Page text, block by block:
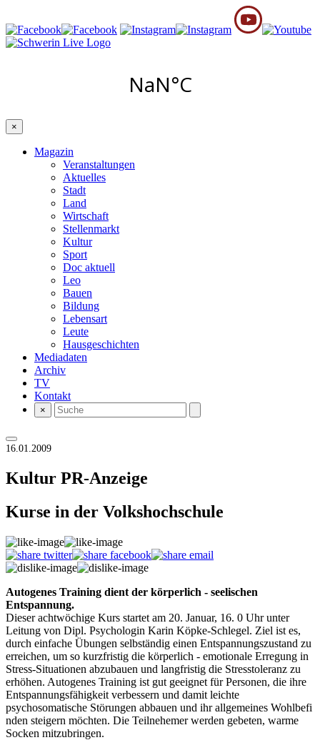
×
Magazin
Veranstaltungen
Aktuelles
Stadt
Land
Wirtschaft
Stellenmarkt
Kultur
Sport
Doc aktuell
Leo
Bauen
Bildung
Lebensart
Leute
Hausgeschichten
Mediadaten
Archiv
TV
Kontakt
×
16.01.2009
Kultur PR-Anzeige
Kurse in der Volkshochschule
Autogenes Training dient der körperlich - seelischen
Entspannung.
Dieser achtwöchige Kurs startet am 20. Januar, 16. 0 Uhr unter
Leitung von Dipl. Psychologin Karin Köpke-Schlegel. Ziel ist es,
durch einfache Übungen selbständig einen Entspannungszustand zu
erreichen, um so kurzfristig die körperlich - emotionale Erregung in
Stress-Situationen abzubauen und langfristig die Stresstoleranz zu
erhöhen. Autogenes Training ist gut geeignet für Personen, die ihre
Entspannungsfähigkeit verbessern und damit leichte
psychosomatische Störungen abbauen und ihr allgemeines Wohlbefi
nden steigern möchten. Die Teilnehemer werden gebeten, warme
Socken mitzubringen.